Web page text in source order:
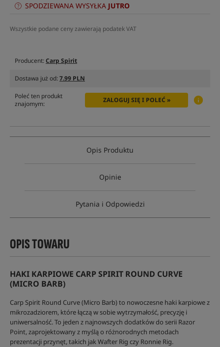
SPODZIEWANA WYSYŁKA JUTRO
Wszystkie podane ceny zawierają podatek VAT
Producent:Carp Spirit
Dostawa już od:7.99 PLN
Poleć ten produkt
znajomym:
ZALOGUJ SIĘ I POLEĆ »
Opis Produktu
Opinie
Pytania i Odpowiedzi
OPIS TOWARU
HAKI KARPIOWE CARP SPIRIT ROUND CURVE
(MICRO BARB)
Carp Spirit Round Curve (Micro Barb) to nowoczesne haki karpiowe z
mikrozadziorem, które łączą w sobie wytrzymałość, precyzję i
uniwersalność. To jeden z najnowszych dodatków do serii Razor
Point, zaprojektowany z myślą o różnorodnych metodach
prezentacji przynęt, takich jak Wafter Rig czy Ronnie Rig.